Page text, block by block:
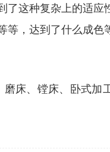
这种复杂上的适应
，达到了什么成色
床、镗床、卧式加